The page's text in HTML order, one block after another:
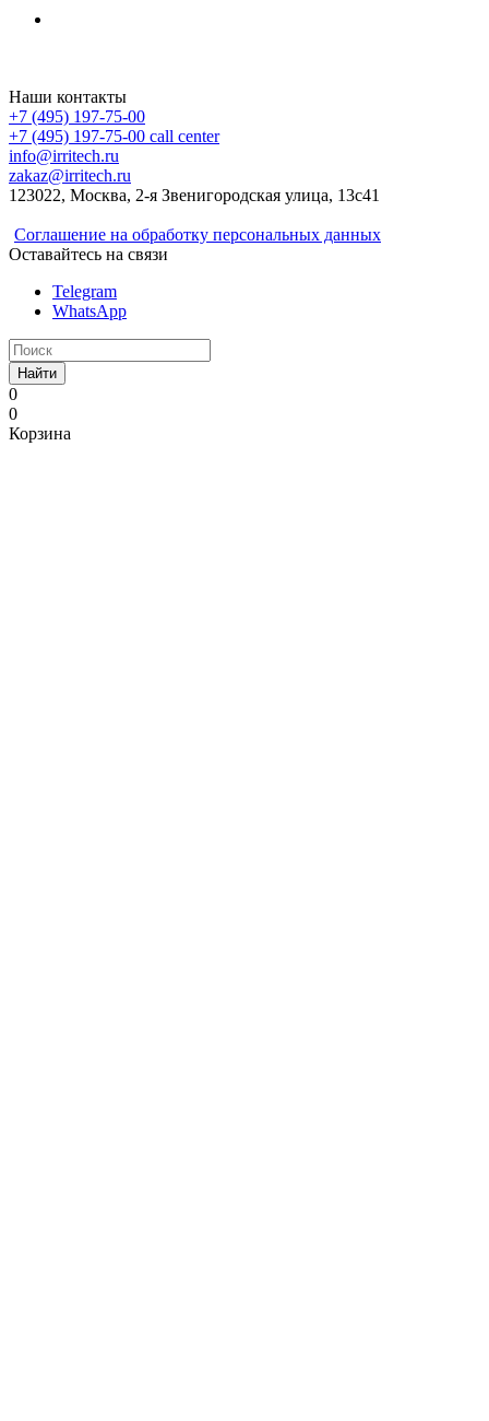
Наши контакты
+7 (495) 197-75-00
+7 (495) 197-75-00 call center
info@irritech.ru
zakaz@irritech.ru
123022, Москва, 2-я Звенигородская улица, 13с41
Соглашение на обработку персональных данных
Оставайтесь на связи
Telegram
WhatsApp
Найти
0
0
Корзина